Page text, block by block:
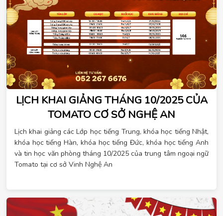
LỊCH KHAI GIẢNG THÁNG 10/2025 CỦA
TOMATO CƠ SỞ NGHỆ AN
Lịch khai giảng các Lớp học tiếng Trung, khóa học tiếng Nhật,
khóa học tiếng Hàn, khóa học tiếng Đức, khóa học tiếng Anh
và tin học văn phòng tháng 10/2025 của trung tâm ngoại ngữ
Tomato tại cơ sở Vinh Nghệ An